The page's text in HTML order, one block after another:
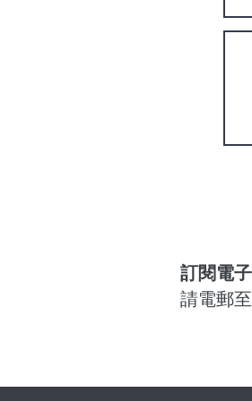
訂閱電
請電郵至